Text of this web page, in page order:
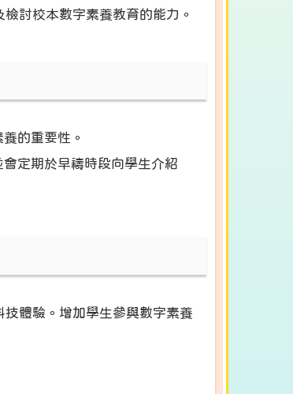
討校本數字素養教育的能力。
的重要性。
定期於早禱時段向學生介紹
技體驗。增加學生參與數字素養